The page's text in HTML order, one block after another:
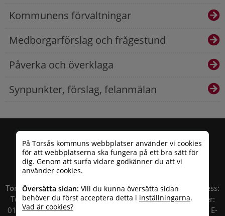
På Torsås kommuns webbplatser använder vi cookies
för att webbplatserna ska fungera på ett bra sätt för
dig. Genom att surfa vidare godkänner du att vi
använder cookies.
Översätta sidan: Vill du kunna översätta sidan
behöver du först acceptera detta i inställningarna.
Vad är cookies?
Kommunens förvaltningar
Medborgarförslag och frågestund
Påverka och överklaga
Synpunkter, förslag, felanmälan
Torsås kommun| Besöksadress: Allfargatan 26 | Postadress:
Torsås kommun, Box 503, 385 25 Torsås Telefonnummer:
010 – 35 33 100 | Organisationsnummer: 212000-0696 | E-